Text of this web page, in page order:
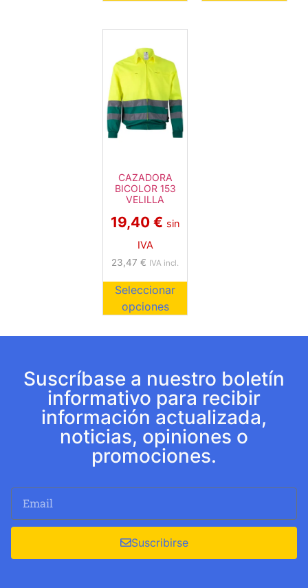
CAZADORA
BICOLOR 153
VELILLA
19,40 € sin
IVA
23,47€ IVA incl.
Seleccionar
opciones
Suscríbase a nuestro boletín
informativo para recibir
información actualizada,
noticias, opiniones o
promociones.
Suscribirse